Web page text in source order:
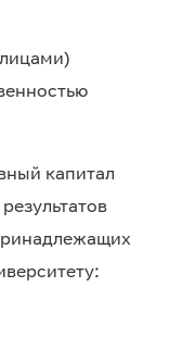
капитал